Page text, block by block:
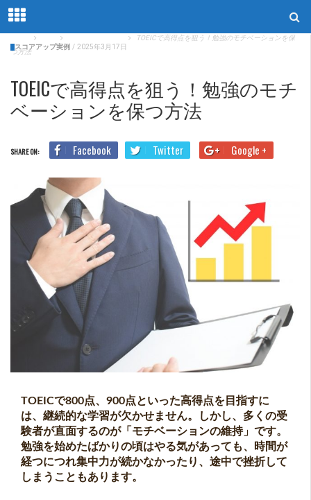
TOEICで高得点を狙う！勉強のモチベーションを保
つ方法
スコアアップ実例 / 2025年3月17日
TOEICで高得点を狙う！勉強のモチ
ベーションを保つ方法
SHARE ON: Facebook Twitter Google +
TOEICで800点、900点といった高得点を目指すに
は、継続的な学習が欠かせません。しかし、多くの受
験者が直面するのが「モチベーションの維持」です。
勉強を始めたばかりの頃はやる気があっても、時間が
経つにつれ集中力が続かなかったり、途中で挫折して
しまうこともあります。